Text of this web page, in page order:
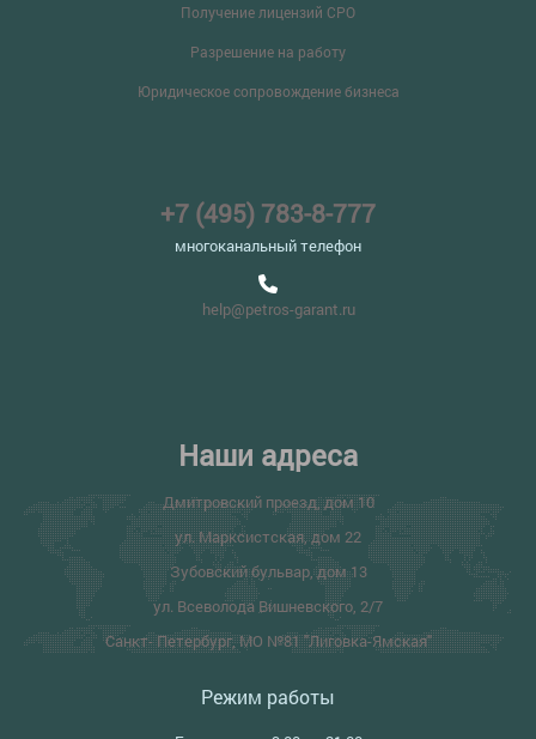
Получение лицензий СРО
Разрешение на работу
Юридическое сопровождение бизнеса
+7 (495) 783-8-777
многоканальный телефон
help@petros-garant.ru
Наши адреса
Дмитровский проезд, дом 10
ул. Марксистская, дом 22
Зубовский бульвар, дом 13
ул. Всеволода Вишневского, 2/7
Санкт- Петербург, МО №81 "Лиговка-Ямская"
Режим работы